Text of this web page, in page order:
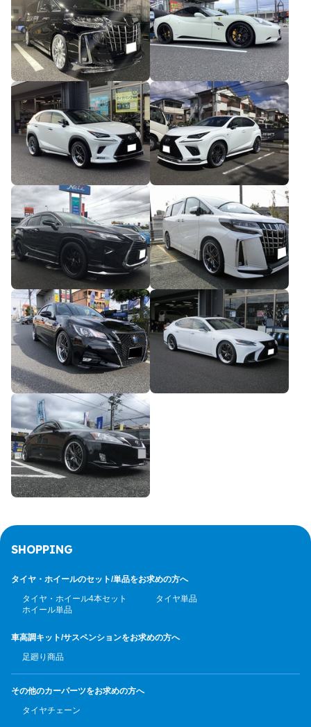
SHOPPING
タイヤ・ホイールのセット/単品をお求めの方へ
タイヤ・ホイール4本セット
タイヤ単品
ホイール単品
車高調キット/サスペンションをお求めの方へ
足廻り商品
その他のカーパーツをお求めの方へ
タイヤチェーン